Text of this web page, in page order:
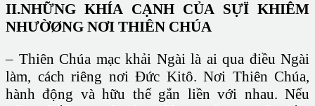
II.NHỮNG KHÍA CẠNH CỦA SỰÏ KHIÊM
NHƯỜØNG NƠI THIÊN CHÚA
– Thiên Chúa mạc khải Ngài là ai qua điều Ngài
làm, cách riêng nơi Đức Kitô. Nơi Thiên Chúa,
hành động và hữu thể gắn liền với nhau. Nếu